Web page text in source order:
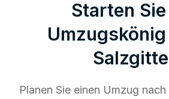
Starten
Umzugskönig
Planen Sie einen Umzug